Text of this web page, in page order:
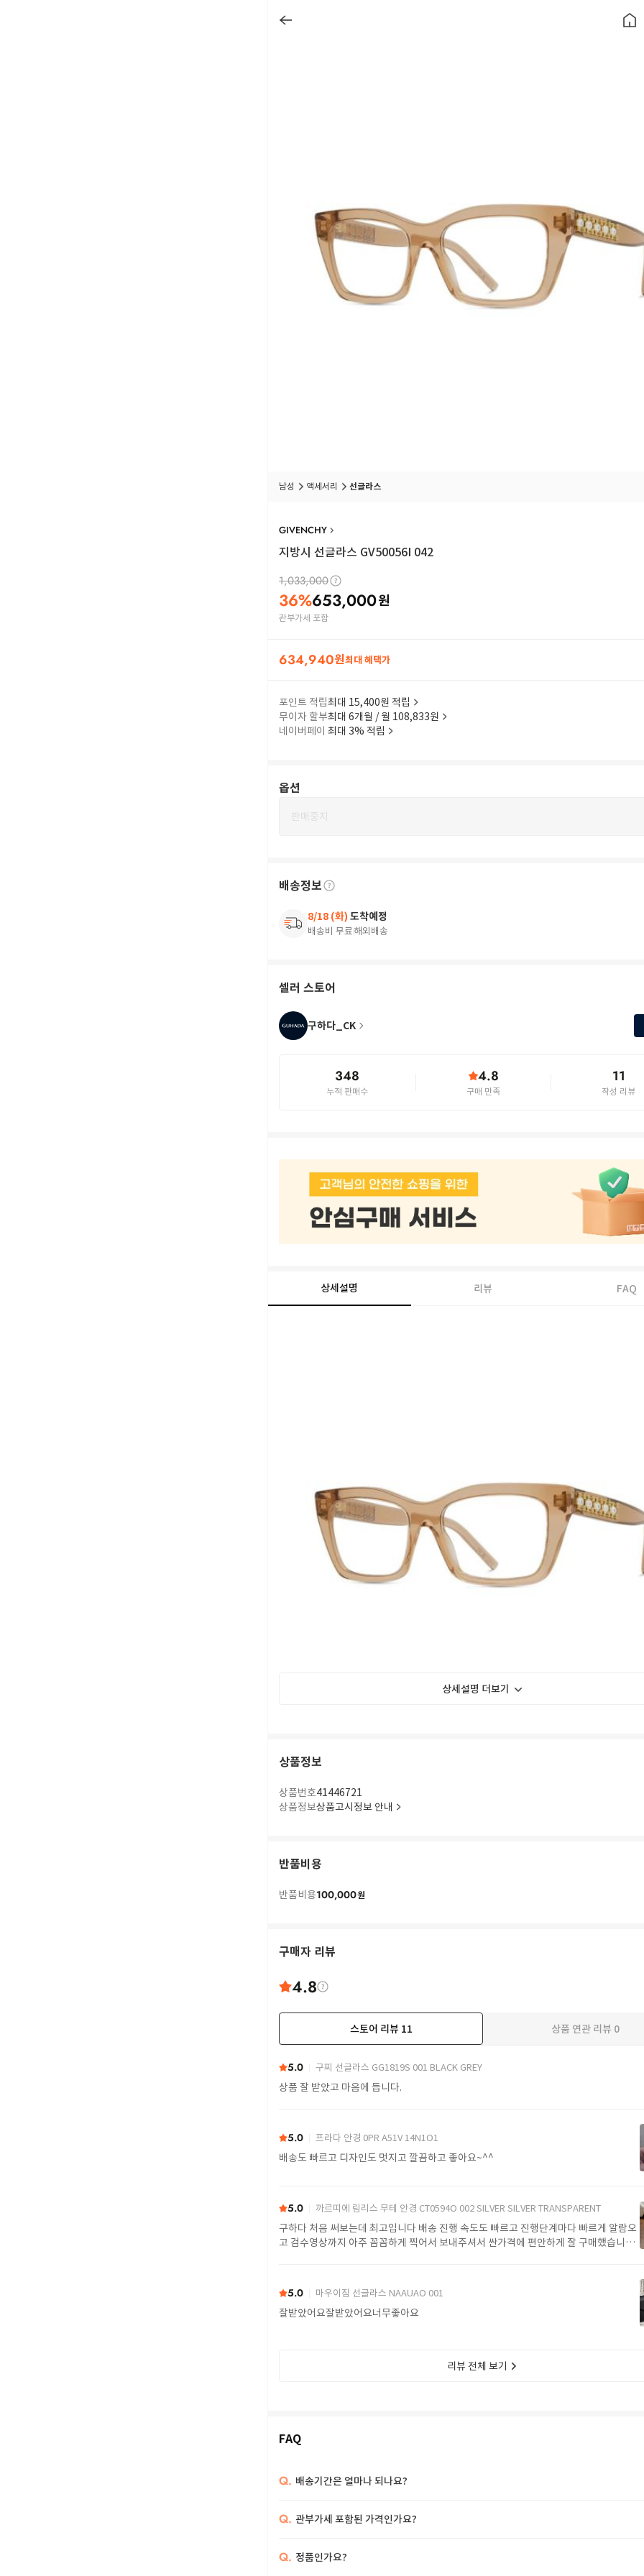
남성 액세서리 선글라스
GIVENCHY
지방시 선글라스 GV50056I 042
1,033,000
36%653,000원
관부가세 포함
634,940원최대 혜택가
포인트 적립최대 15,400원 적립
무이자 할부최대 6개월 / 월 108,833원
네이버페이 최대 3% 적립
옵션
판매중지
배송정보
8/18 (화) 도착예정
배송비 무료해외배송
셀러 스토어
구하다_CK
348
누적 판매수
4.8
구매 만족
11
작성 리뷰
상세설명 리뷰 FAQ
상세설명 더보기
상품정보
상품번호41446721
상품정보상품고시정보 안내
반품비용
반품비용100,000원
구매자 리뷰
4.8
스토어 리뷰 11 상품 연관 리뷰 0
5.0 구찌 선글라스 GG1819S 001 BLACK GREY
상품 잘 받았고 마음에 듭니다.
5.0 프라다 안경 0PR A51V 14N1O1
배송도 빠르고 디자인도 멋지고 깔끔하고 좋아요~^^
5.0 까르띠에 림리스 무테 안경 CT0594O 002 SILVER SILVER TRANSPARENT
구하다 처음 써보는데 최고입니다 배송 진행 속도도 빠르고 진행단계마다 빠르게 알람오
고 검수영상까지 아주 꼼꼼하게 찍어서 보내주셔서 싼가격에 편안하게 잘 구매했습니다.
5.0 마우이짐 선글라스 NAAUAO 001
잘받았어요잘받았어요너무좋아요
리뷰 전체 보기
FAQ
Q. 배송기간은 얼마나 되나요?
Q. 관부가세 포함된 가격인가요?
Q. 정품인가요?